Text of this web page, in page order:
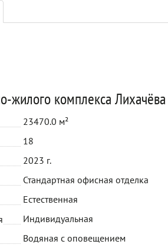
жилого комплекса
23470.0 м²
18
2023 г.
Стандартная офисная отделка
Естественная
Индивидуальная
Водяная с оповещением